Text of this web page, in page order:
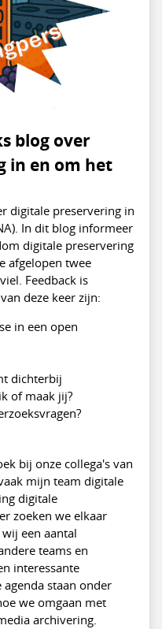
blog over
in en om het
digitale preservering in
In dit blog informeer
digitale preservering
afgelopen twee
Feedback is
deze keer zijn:
in een open
dichterbij
of maak jij?
bij onze collega's van
mijn team digitale
digitale
zoeken we elkaar
een aantal
teams en
interessante
staan onder
we omgaan met
archivering.